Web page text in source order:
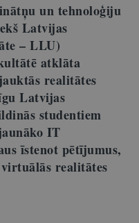
un tehnoloģiju
Latvijas
– LLU)
atklāta
realitātes
Latvijas
studentiem
IT
īstenot pētījumus,
realitātes